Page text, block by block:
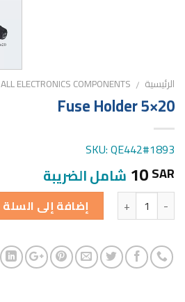
الرئيسية /
ALL ELECTRONICS COMPONENTS
Fuse Holder 5×20
SKU: QE442#1893
10SAR شامل الضريبة
الكمية إضافة إلى السلة